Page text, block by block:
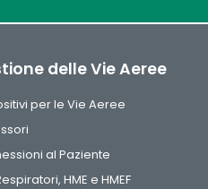
delle Vie Aeree
per le Vie Aeree
al Paziente
HME e HMEF